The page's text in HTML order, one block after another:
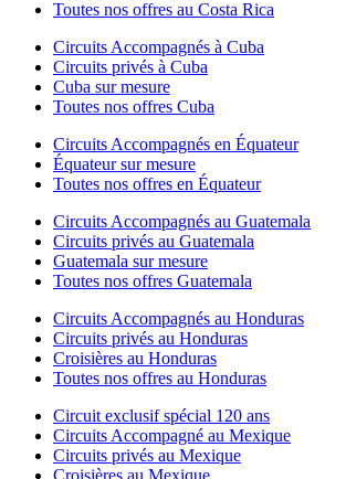
Toutes nos offres au Costa Rica
Circuits Accompagnés à Cuba
Circuits privés à Cuba
Cuba sur mesure
Toutes nos offres Cuba
Circuits Accompagnés en Équateur
Équateur sur mesure
Toutes nos offres en Équateur
Circuits Accompagnés au Guatemala
Circuits privés au Guatemala
Guatemala sur mesure
Toutes nos offres Guatemala
Circuits Accompagnés au Honduras
Circuits privés au Honduras
Croisières au Honduras
Toutes nos offres au Honduras
Circuit exclusif spécial 120 ans
Circuits Accompagné au Mexique
Circuits privés au Mexique
Croisières au Mexique